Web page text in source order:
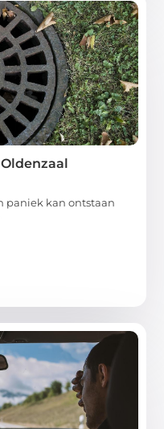
paniek kan ontstaan